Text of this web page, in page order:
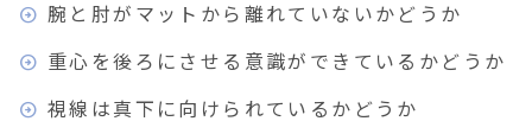
腕と肘がマットから離れていないかどうか
重心を後ろにさせる意識ができているかどうか
視線は真下に向けられているかどうか